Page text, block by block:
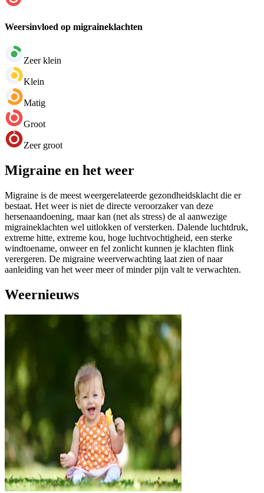
Weersinvloed op migraineklachten
Zeer klein
Klein
Matig
Groot
Zeer groot
Migraine en het weer
Migraine is de meest weergerelateerde gezondheidsklacht die er
bestaat. Het weer is niet de directe veroorzaker van deze
hersenaandoening, maar kan (net als stress) de al aanwezige
migraineklachten wel uitlokken of versterken. Dalende luchtdruk,
extreme hitte, extreme kou, hoge luchtvochtigheid, een sterke
windtoename, onweer en fel zonlicht kunnen je klachten flink
verergeren. De migraine weerverwachting laat zien of naar
aanleiding van het weer meer of minder pijn valt te verwachten.
Weernieuws